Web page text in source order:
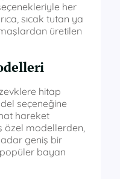
her
sıcak tutan ya
üretilen
hitap
seçeneğine
hareket
özel modellerden,
geniş bir
bayan